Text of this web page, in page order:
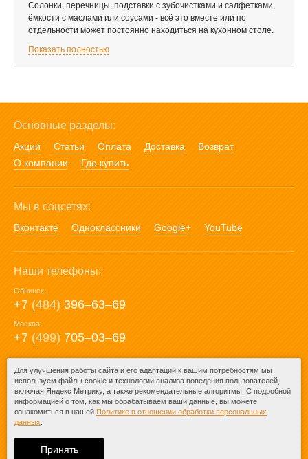
Солонки, перечницы, подставки с зубочистками и салфетками,
ёмкости с маслами или соусами - всё это вместе или по
отдельности может постоянно находиться на кухонном столе.
Показать полностью
Основные разделы:
Акции Статьи Оплата Доставка
Возврат
О компании
Где купить
Мы в соцсетях:
Вконтакте Одноклассники Google+ YouTube
Наши телефоны:
Обнинск:
+7 (484) 396‒63‒69
Москва:
+7 (499) 705‒03‒69
E-mail:
mail@posuda40.ru
При любом копировании информации
ссылка на
Для улучшения работы сайта и его адаптации к вашим потребностям мы
используем файлы cookie и технологии анализа поведения пользователей,
включая Яндекс Метрику, а также рекомендательные алгоритмы. С подробной
информацией о том, как мы обрабатываем ваши данные, вы можете
ознакомиться в нашей Политике в отношении обработки персональных
данных
Принять